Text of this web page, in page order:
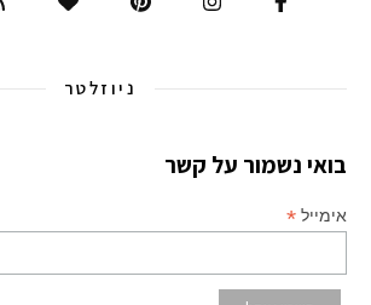
ניוזלטר
בואי נשמור על קשר
אימייל *